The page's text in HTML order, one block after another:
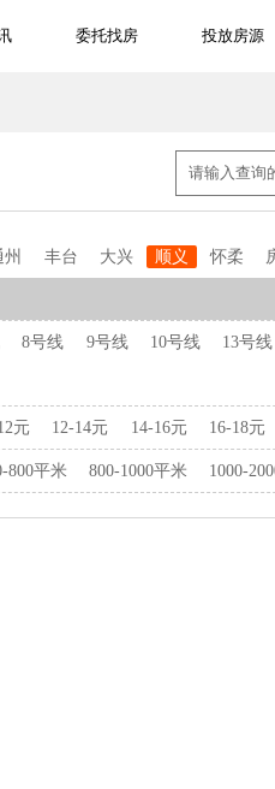
委托找房 投放房源
州 丰台 大兴 顺义 怀柔
8号线 9号线 10号线 13号线
元 12-14元 14-16元 16-18元
800平米 800-1000平米 1000-